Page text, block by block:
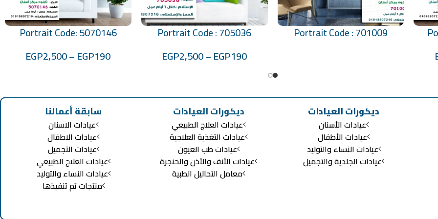
تحديد أحد الخيارات
Portrait Code : 701009 تحديد أحد الخيارات
Portrait Code : 705036
EGP190
–
EGP2,500
تحديد أحد الخيارات
Portrait Code: 5070146
EGP190
–
EGP2,500
ديكورات العيادات
عيادات الأسنان
عيادات الأطفال
عيادات النساء والتوليد
عيادات الجلدية والتجميل
ديكورات العيادات
عيادات العلاج الطبيعي
عيادات التغذية العلاجية
عيادات طب العيون
عيادات الأنف والأذن والحنجرة
معامل التحاليل الطبية
سابقة أعمالنا
عيادات الاسنان
عيادات الاطفال
عيادات التجميل
عيادات العلاج الطبيعي
عيادات النساء والتوليد
منتجات تم تنفيذها